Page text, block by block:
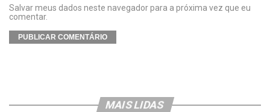
Salvar meus dados neste navegador para a próxima vez que eu
comentar.
MAIS LIDAS